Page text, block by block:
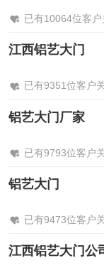
已有10064位客户
江西铝艺大门
已有9351位客户
铝艺大门厂家
已有9793位客户
铝艺大门
已有9473位客户
江西铝艺大门公